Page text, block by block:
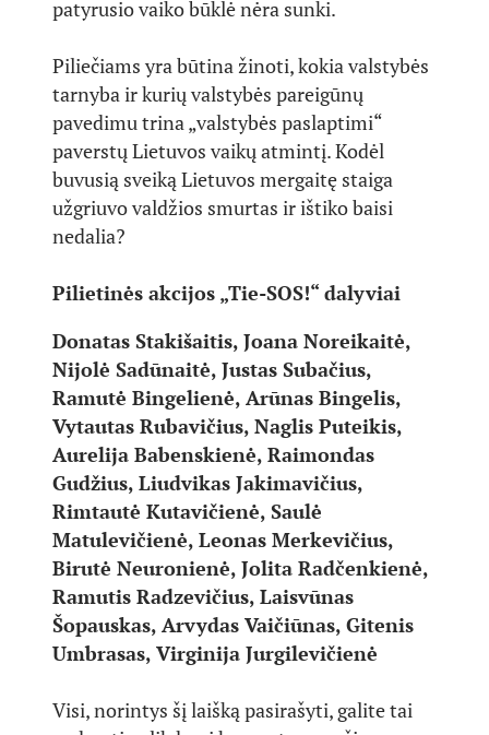
patyrusio vaiko būklė nėra sunki.
Piliečiams yra būtina žinoti, kokia valstybės
tarnyba ir kurių valstybės pareigūnų
pavedimu trina „valstybės paslaptimi“
paverstų Lietuvos vaikų atmintį. Kodėl
buvusią sveiką Lietuvos mergaitę staiga
užgriuvo valdžios smurtas ir ištiko baisi
nedalia?
Pilietinės akcijos „Tie-SOS!“ dalyviai
Donatas Stakišaitis, Joana Noreikaitė,
Nijolė Sadūnaitė, Justas Subačius,
Ramutė Bingelienė, Arūnas Bingelis,
Vytautas Rubavičius, Naglis Puteikis,
Aurelija Babenskienė, Raimondas
Gudžius, Liudvikas Jakimavičius,
Rimtautė Kutavičienė, Saulė
Matulevičienė, Leonas Merkevičius,
Birutė Neuronienė, Jolita Radčenkienė,
Ramutis Radzevičius, Laisvūnas
Šopauskas, Arvydas Vaičiūnas, Gitenis
Umbrasas, Virginija Jurgilevičienė
Visi, norintys šį laišką pasirašyti, galite tai